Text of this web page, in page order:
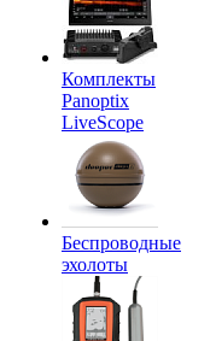
Комплекты
Panoptix
LiveScope
Беспроводные
эхолоты